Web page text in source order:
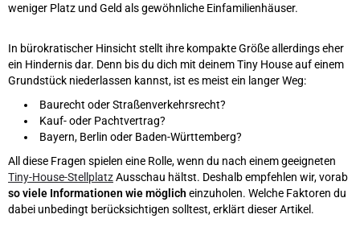
weniger Platz und Geld als gewöhnliche Einfamilienhäuser.
In bürokratischer Hinsicht stellt ihre kompakte Größe allerdings eher
ein Hindernis dar. Denn bis du dich mit deinem Tiny House auf einem
Grundstück niederlassen kannst, ist es meist ein langer Weg:
Baurecht oder Straßenverkehrsrecht?
Kauf- oder Pachtvertrag?
Bayern, Berlin oder Baden-Württemberg?
All diese Fragen spielen eine Rolle, wenn du nach einem geeigneten
Tiny-House-StellplatzAusschau hältst. Deshalb empfehlen wir, vorab
so viele Informationen wie möglich einzuholen. Welche Faktoren du
dabei unbedingt berücksichtigen solltest, erklärt dieser Artikel.